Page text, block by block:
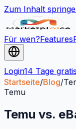
Zum Inhalt
Für wen?Features
Login14 Tage gratis
Startseite/Blog/
Temu
Temu vs.